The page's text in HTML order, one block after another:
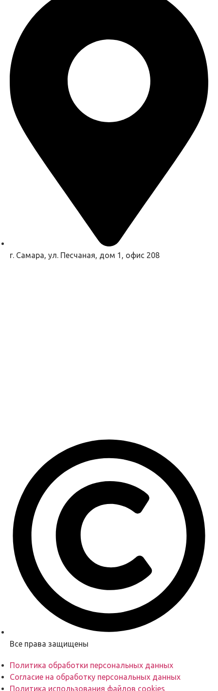
г. Самара, ул. Песчаная, дом 1, офис 208
Все права защищены
Политика обработки персональных данных
Согласие на обработку персональных данных
Политика использования файлов cookies